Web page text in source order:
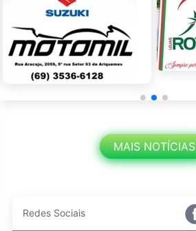
MAIS NOTÍCIAS
Redes Sociais